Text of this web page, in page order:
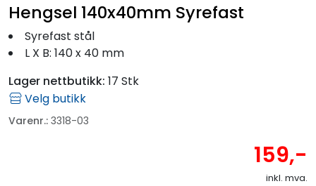
Hengsel 140x40mm Syrefast
Syrefast stål
L X B: 140 x 40 mm
Lager nettbutikk: 17 Stk
Velg butikk
Varenr.: 3318-03
159,-
inkl. mva.
Motor/Styring
Fritid/Sikkerhet